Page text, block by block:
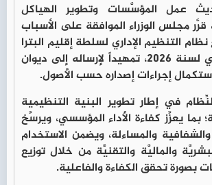
عمل المؤسَّسات وتطوير الهياكل
قرَّر مجلس الوزراء الموافقة على الأسباب
التنظيم الإداري لسلطة إقليم البترا
التنموي السياحي لسنة 2026، تمهيداً لإرساله إلى ديوان
إجراءات إصداره حسب الأصول.
في إطار تطوير البنية التنظيمية
بما يعزِّز كفاءة الأداء المؤسسي، ويرسِّخ
والمساءلة، ويضمن الاستخدام
والماليَّة والتقنيَّة من خلال توزيع
بصورة تحقق الكفاءة والفاعلية.